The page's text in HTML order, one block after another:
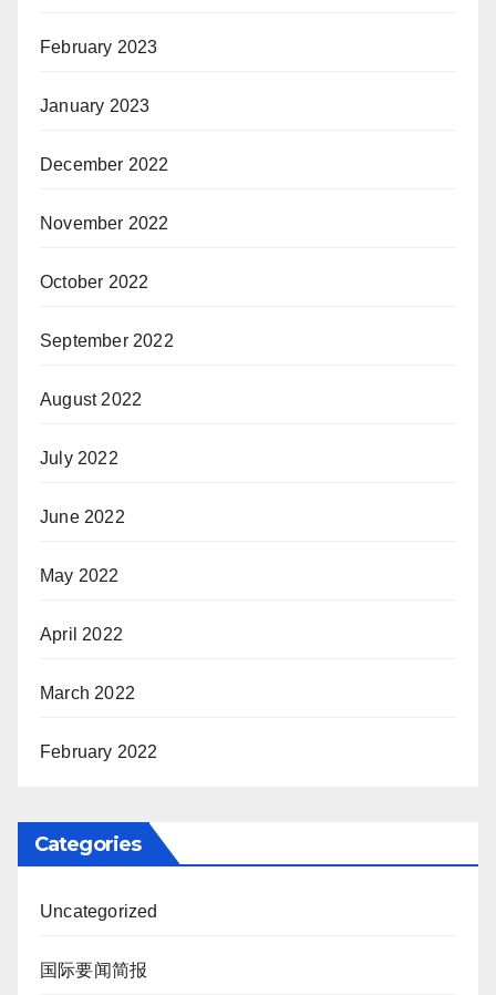
February 2023
January 2023
December 2022
November 2022
October 2022
September 2022
August 2022
July 2022
June 2022
May 2022
April 2022
March 2022
February 2022
Categories
Uncategorized
国际要闻简报